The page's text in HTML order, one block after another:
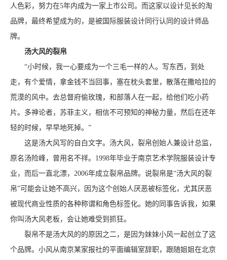
人色彩，努力在5年内成为一家上市公司。而这家以设计见长的淘
品牌，最终希望成为的，是被国际服装设计同行认同的设计师品
牌。
汤大风的裂帛
“小时候，我一心要成为一个三毛一样的人。写东西，到处
走，有个爱情，拿金钱不当回事，塞在枕头套里，散落在撒哈拉的
荒漠的风中。去总督府偷玫瑰，和部落人在一起，给他们吃小药
片。多神论者，苏菲主义，相信不可预知的神秘力量，然后在还年
轻的时候，早早地死掉。”
这是汤大风写的自白文字。汤大风，裂帛创始人兼设计总监，
原名汤险峰，曾用名不祥。1998年毕业于南京艺术学院服装设计专
业，而后一直北漂，2006年成立裂帛品牌。说裂帛是“汤大风的裂
帛”可能会让她不高兴，因为这个创始人厌恶被标签化，尤其厌恶
被现代商业性质的各种称谓和角色标签化。她的同事告诉我，如果
你叫汤大风老板，会让她难受到抓狂。
裂帛不是汤大风的的原因之二，是因为妹妹小风一起创立了这
个品牌。小风从南京某家报社的平面编辑室辞职，跟随姐姐在北京